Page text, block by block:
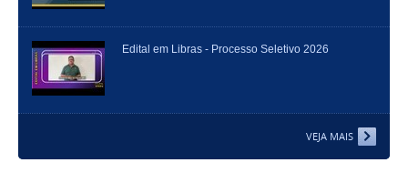
Edital em Libras - Processo Seletivo 2026
VEJA MAIS